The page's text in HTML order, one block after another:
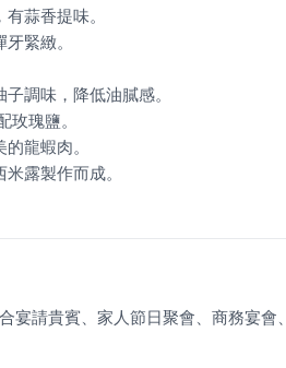
露製作而成。
合宴請貴賓、家人節日聚會、商務宴會、